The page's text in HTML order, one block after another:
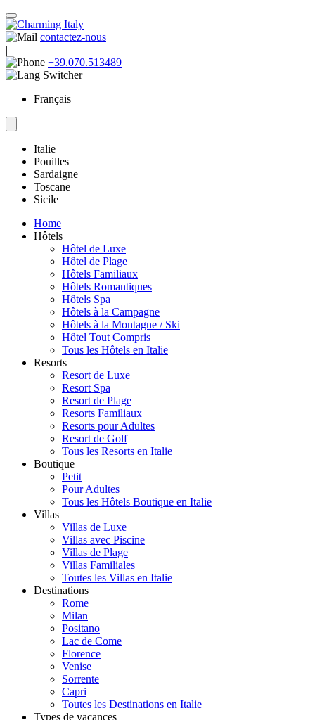
contactez-nous
|
+39.070.513489
Français
Italie
Pouilles
Sardaigne
Toscane
Sicile
Home
Hôtels
Hôtel de Luxe
Hôtel de Plage
Hôtels Familiaux
Hôtels Romantiques
Hôtels Spa
Hôtels à la Campagne
Hôtels à la Montagne / Ski
Hôtel Tout Compris
Tous les Hôtels en Italie
Resorts
Resort de Luxe
Resort Spa
Resort de Plage
Resorts Familiaux
Resorts pour Adultes
Resort de Golf
Tous les Resorts en Italie
Boutique
Petit
Pour Adultes
Tous les Hôtels Boutique en Italie
Villas
Villas de Luxe
Villas avec Piscine
Villas de Plage
Villas Familiales
Toutes les Villas en Italie
Destinations
Rome
Milan
Positano
Lac de Come
Florence
Venise
Sorrente
Capri
Toutes les Destinations en Italie
Types de vacances